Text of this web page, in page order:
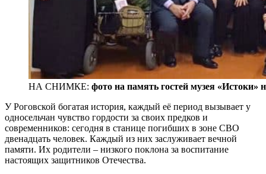
НА СНИМКЕ: фото на память гостей музея
У Роговской богатая история, каждый её период вызывает у
односельчан чувство гордости за своих предков и
современников: сегодня в станице погибших в зоне СВО
двенадцать человек. Каждый из них заслуживает вечной
памяти. Их родители – низкого поклона за воспитание
настоящих защитников Отечества.